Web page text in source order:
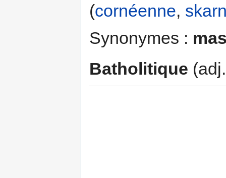
(cornéenne,
Synonymes :
Batholitique